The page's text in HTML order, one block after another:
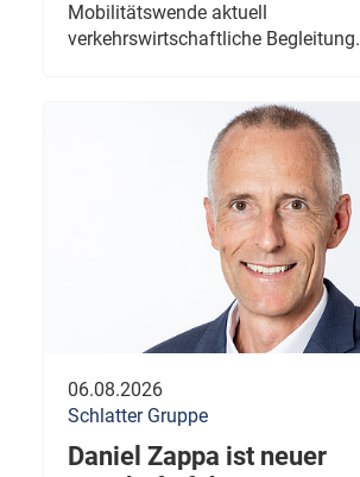
Mobilitätswende aktuell
verkehrswirtschaftliche Begleitung.
06.08.2026
Schlatter Gruppe
Daniel Zappa ist neuer